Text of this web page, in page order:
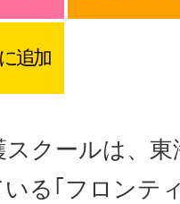
サイトマッ
追加
クールは、東
る｢フロンテ